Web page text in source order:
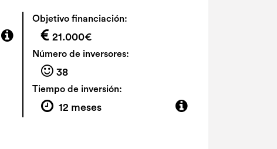
Objetivo financiación:
21.000€
Número de inversores:
38
Tiempo de inversión:
12 meses